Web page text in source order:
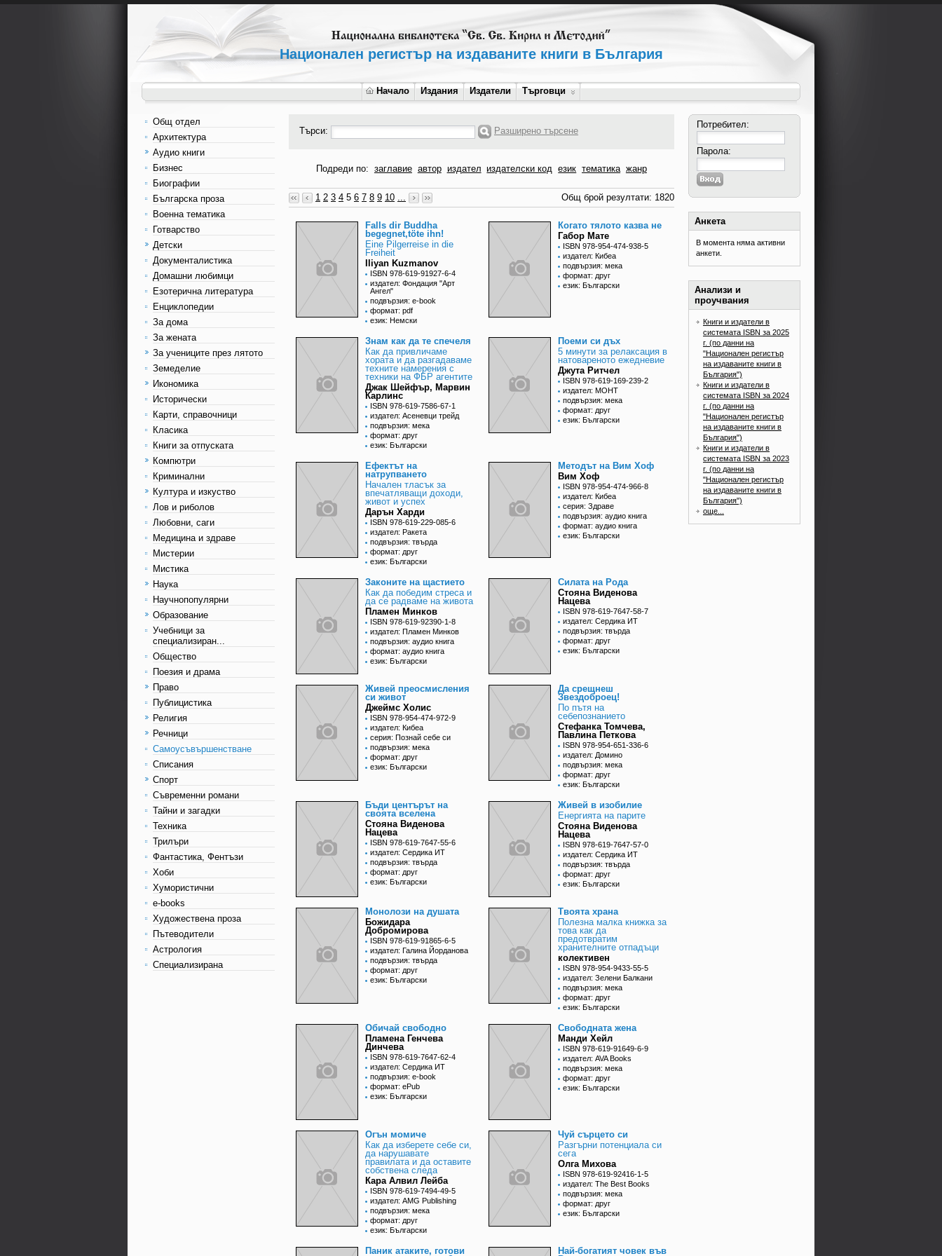
Национален регистър на издаваните книги в България
Начало Издания Издатели Търговци
Общ отдел
Архитектура
Аудио книги
Бизнес
Биографии
Българска проза
Военна тематика
Готварство
Детски
Документалистика
Домашни любимци
Езотерична литература
Енциклопедии
За дома
За жената
За учениците през лятото
Земеделие
Икономика
Исторически
Карти, справочници
Класика
Книги за отпуската
Компютри
Криминални
Култура и изкуство
Лов и риболов
Любовни, саги
Медицина и здраве
Мистерии
Мистика
Наука
Научнопопулярни
Образование
Учебници за
специализиран...
Общество
Поезия и драма
Право
Публицистика
Религия
Речници
Самоусъвършенстване
Списания
Спорт
Съвременни романи
Тайни и загадки
Техника
Трилъри
Фантастика, Фентъзи
Хоби
Хумористични
e-books
Художествена проза
Пътеводители
Астрология
Специализирана
Търси: Разширено търсене
Подреди по: заглавие автор издател издателски код език тематика жанр
1 2 3 4 5 6 7 8 9 10 ... Общ брой резултати: 1820
Falls dir Buddha
begegnet,töte ihn!
Eine Pilgerreise in die
Freiheit
Iliyan Kuzmanov
ISBN 978-619-91927-6-4
издател: Фондация "Арт
Ангел"
подвързия: e-book
формат: pdf
език: Немски
Когато тялото казва не
Габор Мате
ISBN 978-954-474-938-5
издател: Кибеа
подвързия: мека
формат: друг
език: Български
Знам как да те спечеля
Как да привличаме
хората и да разгадаваме
техните намерения с
техники на ФБР агентите
Джак Шейфър, Марвин
Карлинс
ISBN 978-619-7586-67-1
издател: Асеневци трейд
подвързия: мека
формат: друг
език: Български
Поеми си дъх
5 минути за релаксация в
натовареното ежедневие
Джута Ритчел
ISBN 978-619-169-239-2
издател: МОНТ
подвързия: мека
формат: друг
език: Български
Ефектът на
натрупването
Начален тласък за
впечатляващи доходи,
живот и успех
Дарън Харди
ISBN 978-619-229-085-6
издател: Ракета
подвързия: твърда
формат: друг
език: Български
Методът на Вим Хоф
Вим Хоф
ISBN 978-954-474-966-8
издател: Кибеа
серия: Здраве
подвързия: аудио книга
формат: аудио книга
език: Български
Законите на щастието
Как да победим стреса и
да се радваме на живота
Пламен Минков
ISBN 978-619-92390-1-8
издател: Пламен Минков
подвързия: аудио книга
формат: аудио книга
език: Български
Силата на Рода
Стояна Виденова
Нацева
ISBN 978-619-7647-58-7
издател: Сердика ИТ
подвързия: твърда
формат: друг
език: Български
Живей преосмисления
си живот
Джеймс Холис
ISBN 978-954-474-972-9
издател: Кибеа
серия: Познай себе си
подвързия: мека
формат: друг
език: Български
Да срещнеш
Звездоброец!
По пътя на
себепознанието
Стефанка Томчева,
Павлина Петкова
ISBN 978-954-651-336-6
издател: Домино
подвързия: мека
формат: друг
език: Български
Бъди центърът на
своята вселена
Стояна Виденова
Нацева
ISBN 978-619-7647-55-6
издател: Сердика ИТ
подвързия: твърда
формат: друг
език: Български
Живей в изобилие
Енергията на парите
Стояна Виденова
Нацева
ISBN 978-619-7647-57-0
издател: Сердика ИТ
подвързия: твърда
формат: друг
език: Български
Монолози на душата
Божидара
Добромирова
ISBN 978-619-91865-6-5
издател: Галина Йорданова
подвързия: твърда
формат: друг
език: Български
Твоята храна
Полезна малка книжка за
това как да
предотвратим
хранителните отпадъци
колективен
ISBN 978-954-9433-55-5
издател: Зелени Балкани
подвързия: мека
формат: друг
език: Български
Обичай свободно
Пламена Генчева
Динчева
ISBN 978-619-7647-62-4
издател: Сердика ИТ
подвързия: e-book
формат: ePub
език: Български
Свободната жена
Манди Хейл
ISBN 978-619-91649-6-9
издател: AVA Books
подвързия: мека
формат: друг
език: Български
Огън момиче
Как да изберете себе си,
да нарушавате
правилата и да оставите
собствена следа
Кара Алвил Лейба
ISBN 978-619-7494-49-5
издател: AMG Publishing
подвързия: мека
формат: друг
език: Български
Чуй сърцето си
Разгърни потенциала си
сега
Олга Михова
ISBN 978-619-92416-1-5
издател: The Best Books
подвързия: мека
формат: друг
език: Български
Паник атаките, готови
Най-богатият човек във
Потребител:
Парола:
Анкета
В момента няма активни
анкети.
Анализи и
проучвания
Книги и издатели в
системата ISBN за 2025
г. (по данни на
"Национален регистър
на издаваните книги в
България")
Книги и издатели в
системата ISBN за 2024
г. (по данни на
"Национален регистър
на издаваните книги в
България")
Книги и издатели в
системата ISBN за 2023
г. (по данни на
"Национален регистър
на издаваните книги в
България")
още...